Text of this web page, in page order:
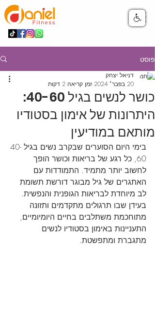
פוסט
כושר לנשים בגיל 40-60:
היתרונות של אימון בסטודיו
מותאם במודיעין
דניאל יצחק
20 בפבר׳ 2024
זמן קריאה 2 דקות
בימי היום הסוערים שבקרב נשים בגיל 40-
60, כל רגע של בריאות וכושר הופך
לחשוב יותר מתמיד. התמודדות עם
האתגרים של גיל מבוגר דורשת תשומת
לב מיוחדת לבריאות הגופנית והנפשית.
בעידן שבו תרגולים מתקדמים ותזונה
מתוחכמת משתלבים בחיים היומיומיים,
התעניינות באימון בסטודיו לנשים
מתגברת ומתפשטת.